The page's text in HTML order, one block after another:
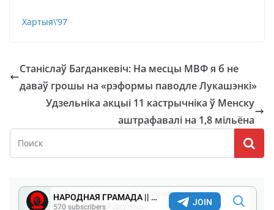
Хартыя\’97
Станіслаў Багданкевіч: На месцы МВФ я б не
даваў грошы на «рэформы паводле Лукашэнкі»
Удзельніка акцыі 11 кастрычніка ў Менску
аштрафавалі на 1,8 мільёна